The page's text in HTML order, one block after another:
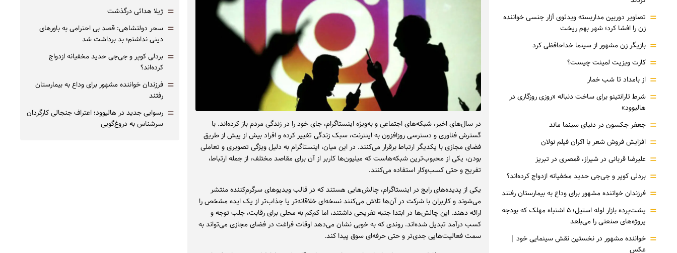
در سال‌های اخیر، شبکه‌های اجتماعی و به‌ویژه اینستاگرام، جای خود را در زندگی مردم باز کرده‌اند. با
گسترش فناوری و دسترسی روزافزون به اینترنت، سبک زندگی تغییر کرده و افراد بیش از پیش از طریق
فضای مجازی با یکدیگر ارتباط برقرار می‌کنند. در این میان، اینستاگرام به دلیل ویژگی تصویری و تعاملی
بودن، یکی از محبوب‌ترین شبکه‌هاست که میلیون‌ها کاربر از آن برای مقاصد مختلف، از جمله ارتباط،
تفریح و حتی کسب‌وکار استفاده می‌کنند.
یکی از پدیده‌های رایج در اینستاگرام، چالش‌هایی هستند که در قالب ویدیوهای سرگرم‌کننده منتشر
می‌شوند و کاربران با شرکت در آن‌ها تلاش می‌کنند نسخه‌ای خلاقانه‌تر یا جذاب‌تر از یک ایده مشخص را
ارائه دهند. این چالش‌ها در ابتدا جنبه تفریحی داشتند، اما کم‌کم به محلی برای رقابت، جلب توجه و
کسب درآمد تبدیل شده‌اند. روندی که به خوبی نشان می‌دهد اوقات فراغت در فضای مجازی می‌تواند به
سمت فعالیت‌هایی جدی‌تر و حتی حرفه‌ای سوق پیدا کند.
= تصاویر دوربین مداربسته ویدئوی آزار جنسی خواننده
زن را افشا کرد؛ شهر بهم ریخت
= بازیگر زن مشهور از سینما خداحافظی کرد
= کارت ویزیت لمینت چیست؟
= از بامداد تا شب خمار
= شرط تارانتینو برای ساخت دنباله «روزی روزگاری در
هالیوود»
= جعفر جکسون در دنیای سینما ماند
= افزایش فروش شعر با اکران فیلم نولان
= علیرضا قربانی در شیراز، قمصری در تبریز
= بردلی کوپر و جی‌جی حدید مخفیانه ازدواج کرده‌اند؟
= فرزندان خواننده مشهور برای وداع به بیمارستان رفتند
=
پشت‌پرده بازار لوله استیل؛ ۵ اشتباه مهلک که بودجه
پروژه‌های صنعتی را می‌بلعد
= خواننده مشهور در نخستین نقش سینمایی خود |‌
عکس
= ژیلا هدائی درگذشت
= سحر دولتشاهی: قصد بی احترامی به باورهای
دینی نداشتم؛ بد برداشت شد
= بردلی کوپر و جی‌جی حدید مخفیانه ازدواج
کرده‌اند؟
= فرزندان خواننده مشهور برای وداع به بیمارستان
رفتند
= رسوایی جدید در هالیوود؛ اعتراف جنجالی کارگردان
سرشناس به دروغ‌گویی